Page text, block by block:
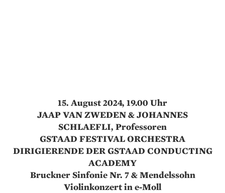
15. August 2024, 19.00 Uhr
JAAP VAN ZWEDEN & JOHANNES
SCHLAEFLI, Professoren
GSTAAD FESTIVAL ORCHESTRA
DIRIGIERENDE DER GSTAAD CONDUCTING
ACADEMY
Bruckner Sinfonie Nr. 7 & Mendelssohn
Violinkonzert in e-Moll